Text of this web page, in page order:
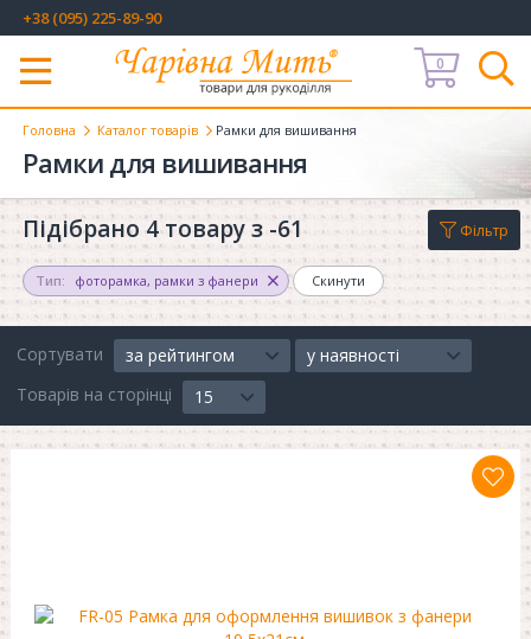
+38 (095) 225-89-90
Меню
0
Головна Каталог товарів Рамки для вишивання
Рамки для вишивання
Підібрано 4 товару з -61
Тип: фоторамка, рамки з фанери Скинути
Сортувати за рейтингом
у наявності
Товарів на сторінці
15
Фільтр